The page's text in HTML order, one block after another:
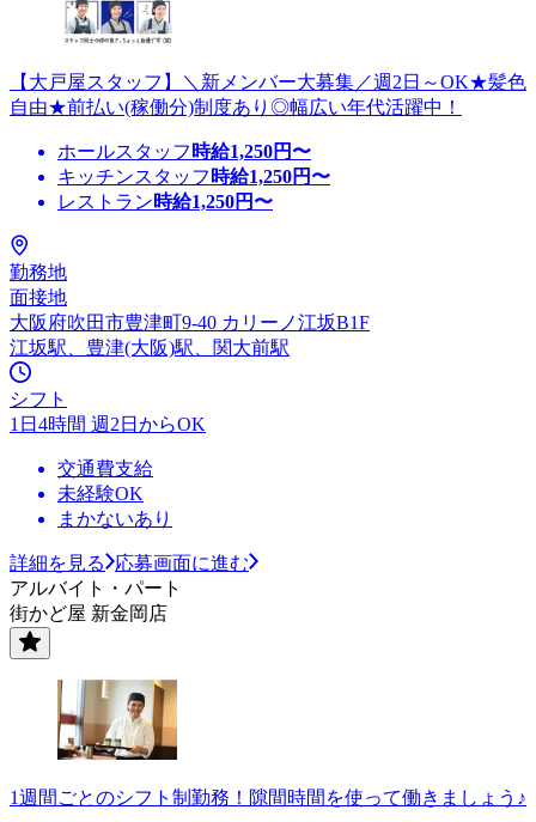
【大戸屋スタッフ】＼新メンバー大募集／週2日～OK★髪色
自由★前払い(稼働分)制度あり◎幅広い年代活躍中！
ホールスタッフ 時給1,250円〜
キッチンスタッフ 時給1,250円〜
レストラン時給1,250円〜
勤務地
面接地
大阪府吹田市豊津町9-40 カリーノ江坂B1F
江坂駅、豊津(大阪)駅、関大前駅
シフト
1日4時間 週2日からOK
交通費支給
未経験OK
まかないあり
詳細を見る
応募画面に進む
アルバイト・パート
街かど屋 新金岡店
1週間ごとのシフト制勤務！隙間時間を使って働きましょう♪